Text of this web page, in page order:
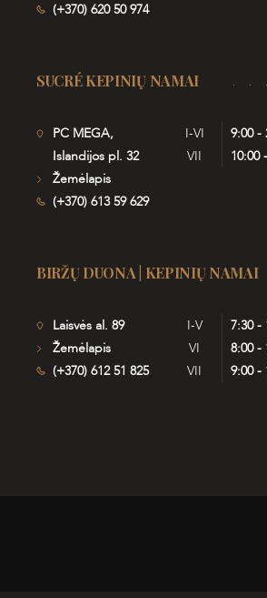
(+370) 620 50 974
SUCRÉ KEPINIŲ NAMAI
PC MEGA,
Islandijos pl. 32
Žemėlapis
(+370) 613 59 629
I-VI
9:00 -
VII
10:00
BIRŽŲ DUONA | KEPINIŲ NAMAI
Laisvės al. 89
Žemėlapis
(+370) 612 51 825
I-V
7:30 -
VI
8:00 -
VII
9:00 -